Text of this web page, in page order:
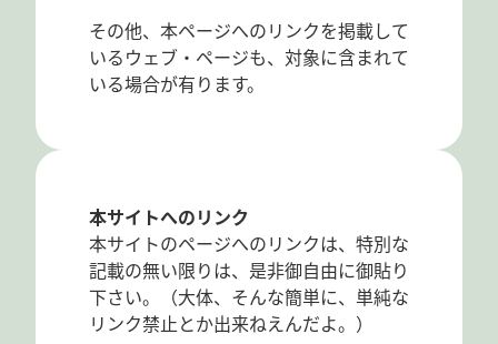
その他、本ページへのリンクを掲載して
いるウェブ・ページも、対象に含まれて
いる場合が有ります。
本サイトへのリンク
本サイトのページへのリンクは、特別な
記載の無い限りは、是非御自由に御貼り
下さい。（大体、そんな簡単に、単純な
リンク禁止とか出来ねえんだよ。）